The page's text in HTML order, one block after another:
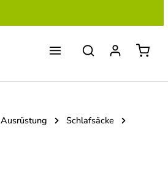
Ausrüstung
Schlafsäcke